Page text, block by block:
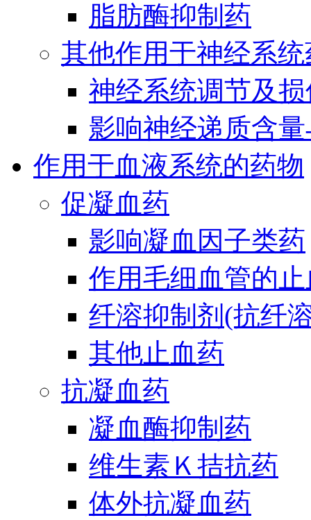
脂肪酶抑制药
其他作用于神经系统
神经系统调节及
影响神经递质含
作用于血液系统的药物
促凝血药
影响凝血因子类药
作用毛细血管的
纤溶抑制剂(抗纤
其他止血药
抗凝血药
凝血酶抑制药
维生素Ｋ拮抗药
体外抗凝血药